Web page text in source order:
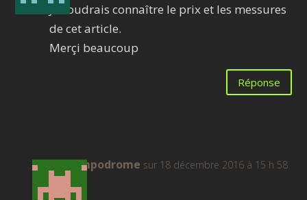
Je voudrais connaître le prix et les messures
de cet article.
Merçi beaucoup
Réponse
Lampodrome sur 18 décembre 2016 à 15 h 58
min